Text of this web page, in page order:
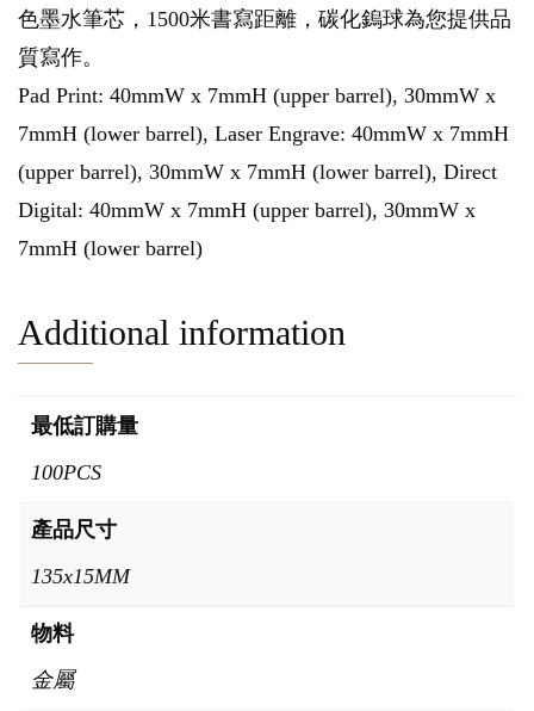
色墨水筆芯，1500米書寫距離，碳化鎢球為您提供品
質寫作。
Pad Print: 40mmW x 7mmH (upper barrel), 30mmW x
7mmH (lower barrel), Laser Engrave: 40mmW x 7mmH
(upper barrel), 30mmW x 7mmH (lower barrel), Direct
Digital: 40mmW x 7mmH (upper barrel), 30mmW x
7mmH (lower barrel)
Additional information
最低訂購量
100PCS
產品尺寸
135x15MM
物料
金屬